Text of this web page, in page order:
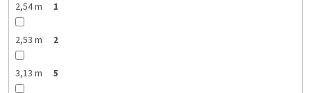
2,54 m 1
2,53 m 2
3,13 m 5